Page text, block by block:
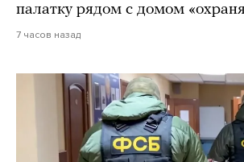
палатку рядом с домом
7 часов назад